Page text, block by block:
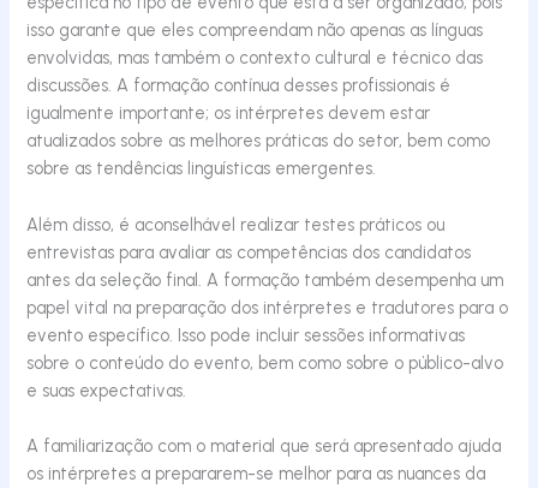
isso garante que eles compreendam não apenas as línguas
envolvidas, mas também o contexto cultural e técnico das
discussões. A formação contínua desses profissionais é
igualmente importante; os intérpretes devem estar
atualizados sobre as melhores práticas do setor, bem como
sobre as tendências linguísticas emergentes.
Além disso, é aconselhável realizar testes práticos ou
entrevistas para avaliar as competências dos candidatos
antes da seleção final. A formação também desempenha um
papel vital na preparação dos intérpretes e tradutores para o
evento específico. Isso pode incluir sessões informativas
sobre o conteúdo do evento, bem como sobre o público-alvo
e suas expectativas.
A familiarização com o material que será apresentado ajuda
os intérpretes a prepararem-se melhor para as nuances da